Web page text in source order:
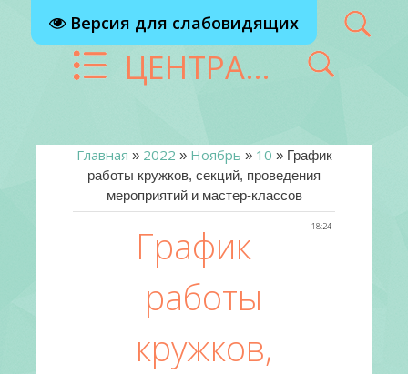
Версия для слабовидящих
ЦЕНТРАЛИЗОВАННАЯ БИБЛИОТЕЧНАЯ СИСТЕМА Г. РЕУТОВ
Главная » 2022 » Ноябрь » 10 » График
работы кружков, секций, проведения
мероприятий и мастер-классов
18:24
График
работы
кружков,